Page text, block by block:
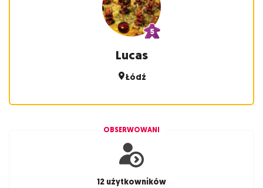
Lucas
Łódź
OBSERWOWANI
12 użytkowników